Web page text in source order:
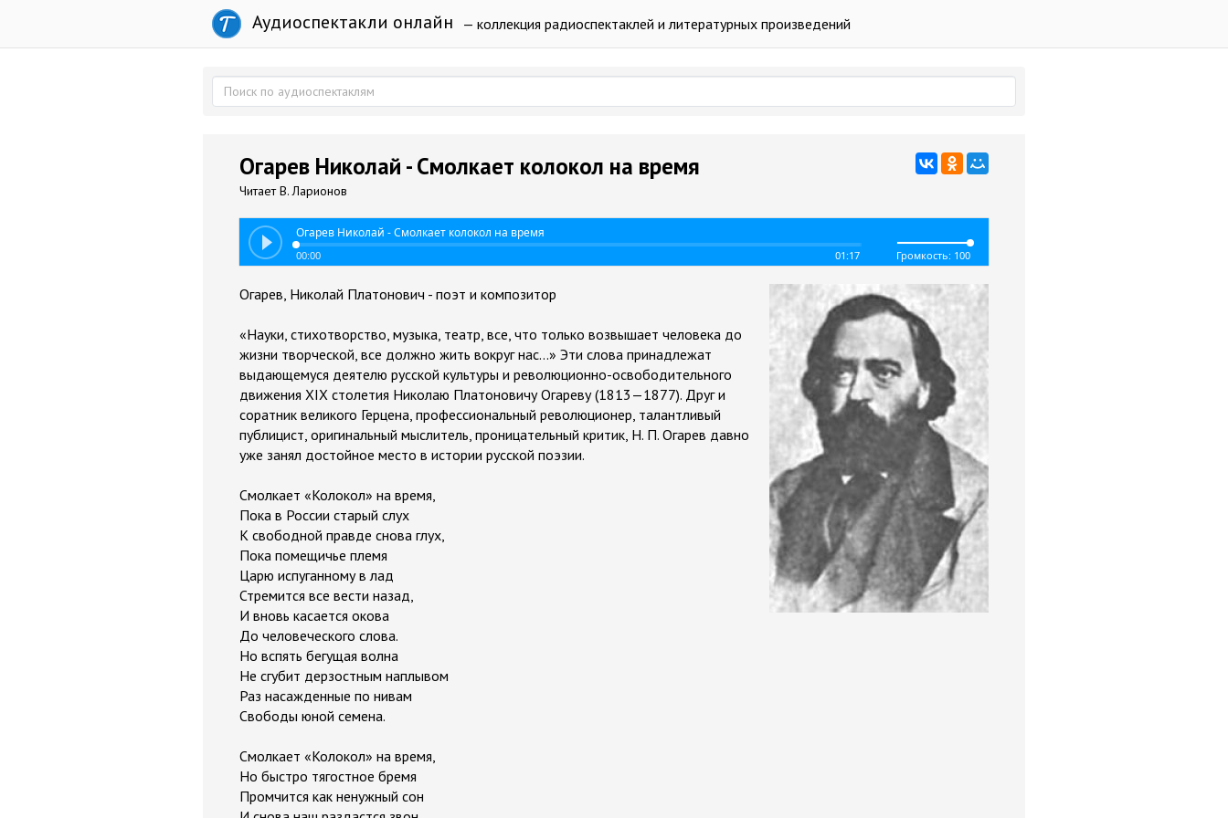
Аудиоспектакли онлайн — коллекция радиоспектаклей и литературных произведений
Огарев Николай - Смолкает колокол на время
Читает В. Ларионов
Огарев Николай - Смолкает колокол на время
00:00 01:17 Громкость: 100
Огарев, Николай Платонович - поэт и композитор
«Науки, стихотворство, музыка, театр, все, что только возвышает человека до
жизни творческой, все должно жить вокруг нас...» Эти слова принадлежат
выдающемуся деятелю русской культуры и революционно-освободительного
движения XIX столетия Николаю Платоновичу Огареву (1813—1877). Друг и
соратник великого Герцена, профессиональный революционер, талантливый
публицист, оригинальный мыслитель, проницательный критик, Н. П. Огарев давно
уже занял достойное место в истории русской поэзии.
Смолкает «Колокол» на время,
Пока в России старый слух
К свободной правде снова глух,
Пока помещичье племя
Царю испуганному в лад
Стремится все вести назад,
И вновь касается окова
До человеческого слова.
Но вспять бегущая волна
Не сгубит дерзостным наплывом
Раз насажденные по нивам
Свободы юной семена.
Смолкает «Колокол» на время,
Но быстро тягостное бремя
Промчится как ненужный сон